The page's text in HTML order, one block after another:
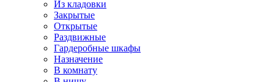
Из кладовки
Закрытые
Открытые
Раздвижные
Гардеробные шкафы
Назначение
В комнату